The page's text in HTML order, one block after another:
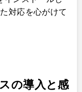
対応を心がけて
の導入と感